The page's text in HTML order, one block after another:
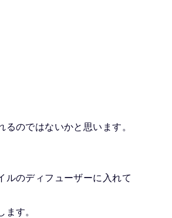
るのではないかと思います。
ルのディフューザーに入れて
ます。